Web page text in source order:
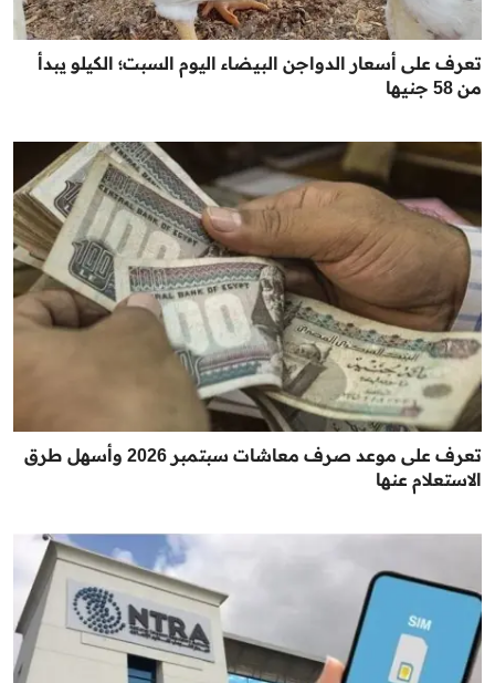
تعرف على أسعار الدواجن البيضاء اليوم السبت؛ الكيلو يبدأ
من 58 جنيها
تعرف على موعد صرف معاشات سبتمبر 2026 وأسهل طرق
الاستعلام عنها